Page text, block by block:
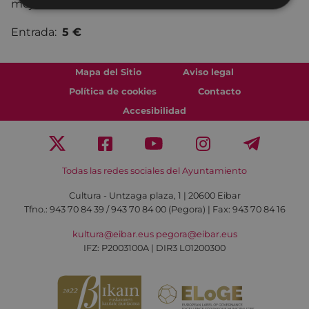
mejor frontman del estado.
Entrada: 5 €
Mapa del Sitio
Aviso legal
Política de cookies
Contacto
Accesibilidad
Todas las redes sociales del Ayuntamiento
Cultura - Untzaga plaza, 1 | 20600 Eibar
Tfno.: 943 70 84 39 / 943 70 84 00 (Pegora) | Fax: 943 70 84 16
kultura@eibar.eus pegora@eibar.eus
IFZ: P2003100A | DIR3 L01200300